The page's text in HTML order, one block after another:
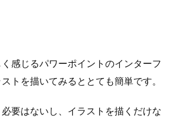
感じるパワーポイントのインターフ
トを描いてみるととても簡単です。
要はないし、イラストを描くだけな